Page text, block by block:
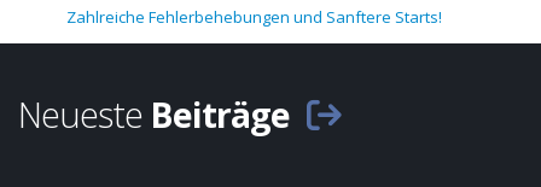
Zahlreiche Fehlerbehebungen und Sanftere Starts!
Neueste Beiträge